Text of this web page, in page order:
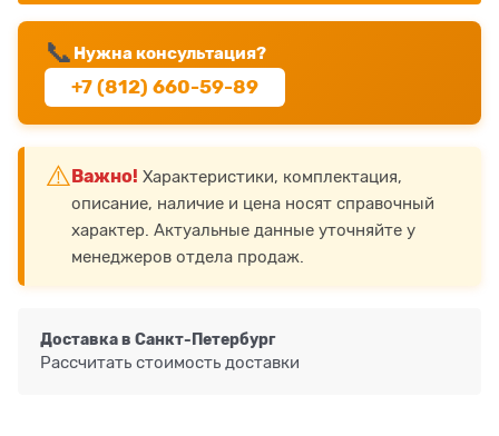
📞 Нужна консультация?
+7 (812) 660-59-89
⚠️ Важно! Характеристики, комплектация,
описание, наличие и цена носят справочный
характер. Актуальные данные уточняйте у
менеджеров отдела продаж.
Доставка в Санкт-Петербург
Рассчитать стоимость доставки